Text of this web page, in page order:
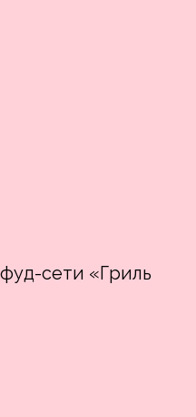
сети «Гриль